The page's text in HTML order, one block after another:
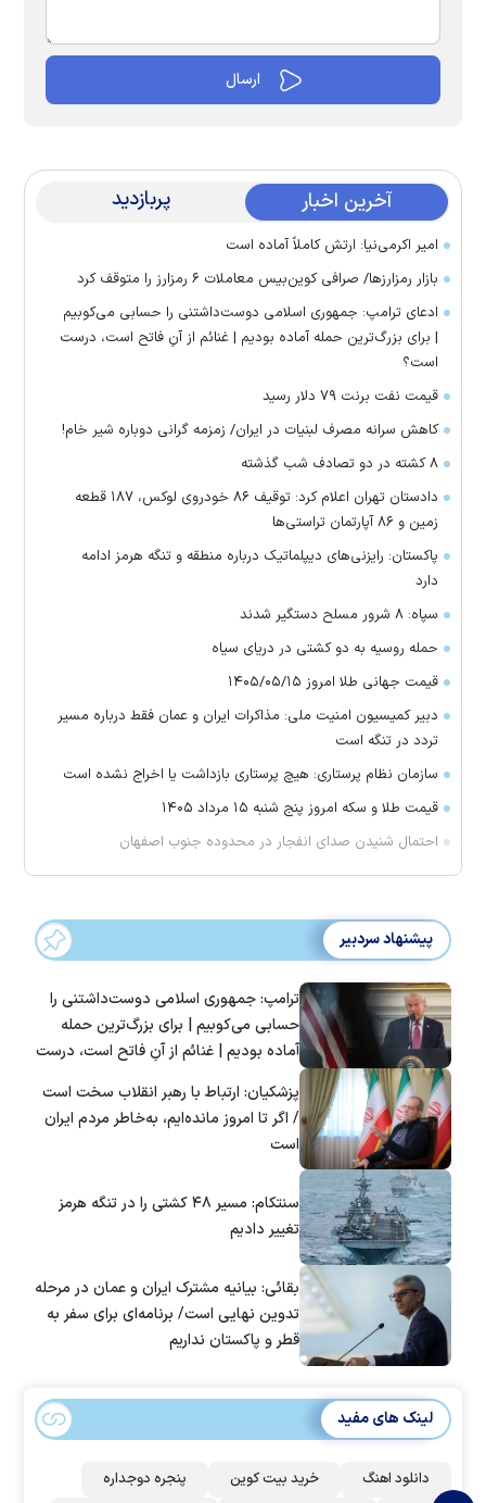
آخرین اخبار پربازدید
امیر اکرمی‌نیا: ارتش کاملاً آماده است
بازار رمزارز‌ها/ صرافی کوین‌بیس معاملات ۶ رمزارز را متوقف کرد
ادعای ترامپ: جمهوری اسلامی دوست‌داشتنی را حسابی می‌کوبیم
| برای بزرگ‌ترین حمله آماده بودیم | غنائم از آنِ فاتح است، درست
است؟
قیمت نفت برنت ۷۹ دلار رسید
کاهش سرانه مصرف لبنیات در ایران/ زمزمه گرانی دوباره شیر خام!
۸ کشته در دو تصادف شب گذشته
دادستان تهران اعلام کرد: توقیف ۸۶ خودروی لوکس، ۱۸۷ قطعه
زمین و ۸۶ آپارتمان تراستی‌ها
پاکستان: رایزنی‌های دیپلماتیک درباره منطقه و تنگه هرمز ادامه
دارد
سپاه: ۸ شرور مسلح دستگیر شدند
حمله روسیه به دو کشتی در دریای سیاه
قیمت جهانی طلا امروز ۱۴۰۵/۰۵/۱۵
دبیر کمیسیون امنیت ملی: مذاکرات ایران و عمان فقط درباره مسیر
تردد در تنگه است
سازمان نظام پرستاری: هیچ پرستاری بازداشت یا اخراج نشده است
قیمت طلا و سکه امروز پنج شنبه ۱۵ مرداد ۱۴۰۵
احتمال شنیدن صدای انفجار در محدوده جنوب اصفهان
پیشنهاد سردبیر
ترامپ: جمهوری اسلامی دوست‌داشتنی را
حسابی می‌کوبیم | برای بزرگ‌ترین حمله
آماده بودیم | غنائم از آنِ فاتح است، درست
پزشکیان: ارتباط با رهبر انقلاب سخت است
/ اگر تا امروز مانده‌ایم، به‌خاطر مردم ایران
است
سنتکام: مسیر ۴۸ کشتی را در تنگه هرمز
تغییر دادیم
بقائی: بیانیه مشترک ایران و عمان در مرحله
تدوین نهایی است/ برنامه‌ای برای سفر به
قطر و پاکستان نداریم
لینک های مفید
دانلود اهنگ خرید بیت کوین پنجره دوجداره